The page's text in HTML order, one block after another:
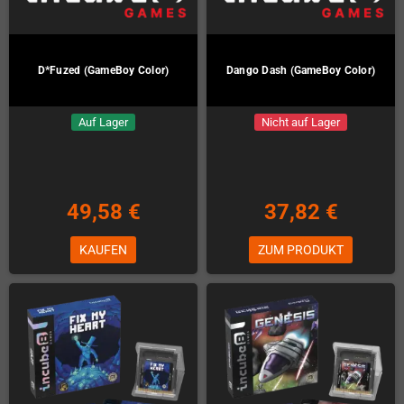
D*Fuzed (GameBoy Color)
Auf Lager
49,58 €
KAUFEN
Dango Dash (GameBoy Color)
Nicht auf Lager
37,82 €
ZUM PRODUKT